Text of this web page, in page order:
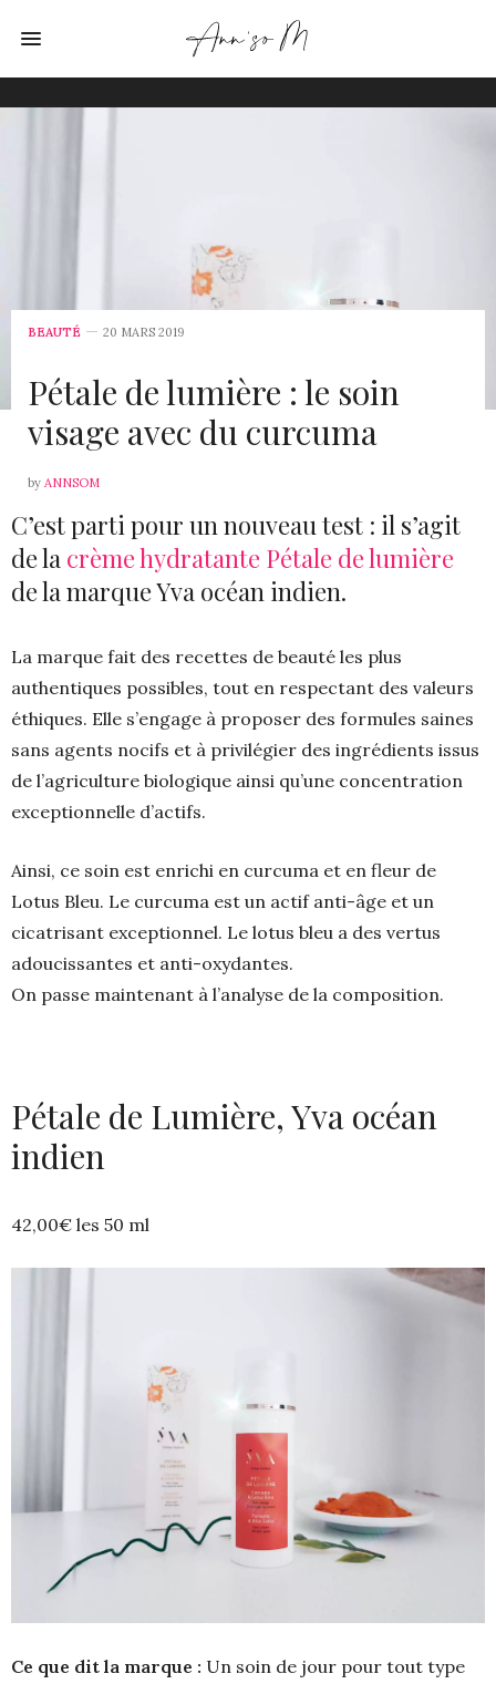
BEAUTÉ 20 MARS 2019
Pétale de lumière : le soin
visage avec du curcuma
by ANNSOM
C’est parti pour un nouveau test : il s’agit
de la crème hydratante Pétale de lumière
de la marque Yva océan indien.
La marque fait des recettes de beauté les plus
authentiques possibles, tout en respectant des valeurs
éthiques. Elle s’engage à proposer des formules saines
sans agents nocifs et à privilégier des ingrédients issus
de l’agriculture biologique ainsi qu’une concentration
exceptionnelle d’actifs.
Ainsi, ce soin est enrichi en curcuma et en fleur de
Lotus Bleu. Le curcuma est un actif anti-âge et un
cicatrisant exceptionnel. Le lotus bleu a des vertus
adoucissantes et anti-oxydantes.
On passe maintenant à l’analyse de la composition.
Pétale de Lumière, Yva océan
indien
42,00€ les 50 ml
Ce que dit la marque : Un soin de jour pour tout type